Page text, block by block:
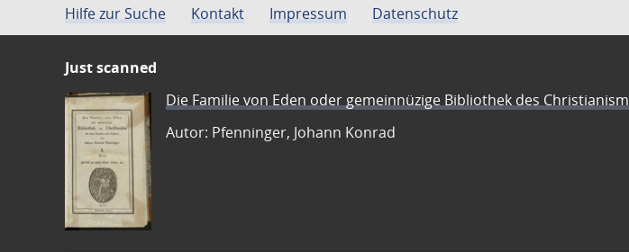
Hilfe zur Suche Kontakt Impressum Datenschutz
Just scanned
Die Familie von Eden oder gemeinnüzige Bibliothek des Christianism
Autor: Pfenninger, Johann Konrad